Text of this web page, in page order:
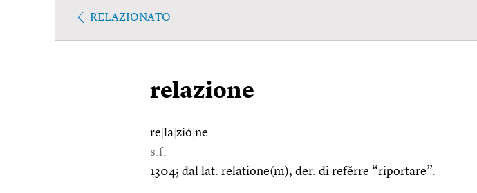
RELAZIONATO
relazione
re la zió ne
s.f.
1304; dal lat. relatiōne(m), der. di refĕrre “riportare”.